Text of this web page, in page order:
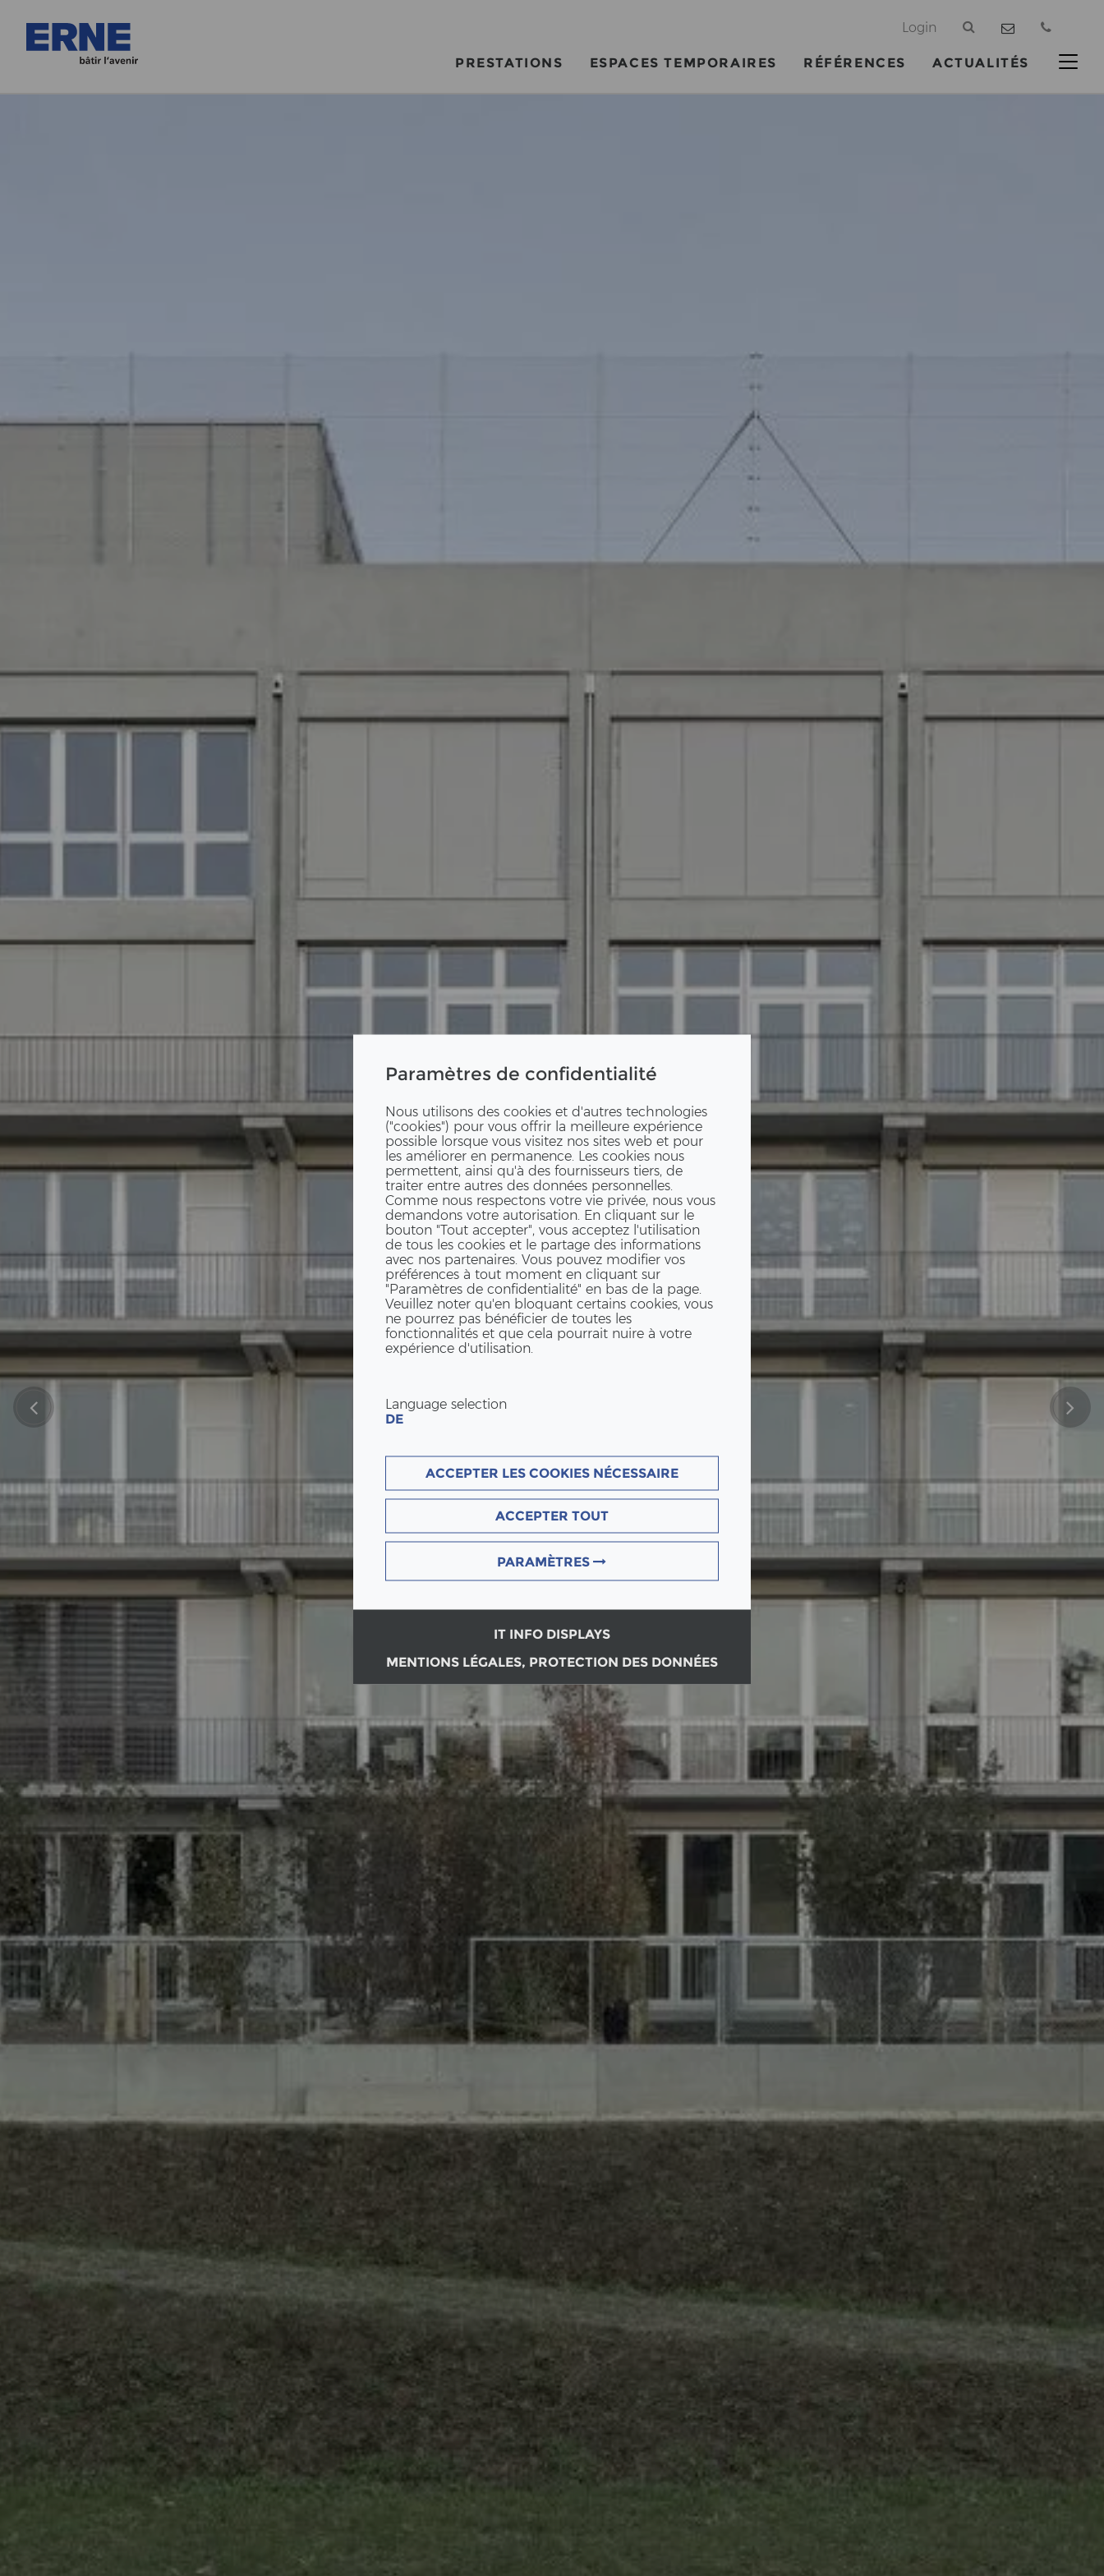
Paramètres de confidentialité
Nous utilisons des cookies et d'autres technologies
("cookies") pour vous offrir la meilleure expérience
possible lorsque vous visitez nos sites web et pour
les améliorer en permanence. Les cookies nous
permettent, ainsi qu'à des fournisseurs tiers, de
traiter entre autres des données personnelles.
Comme nous respectons votre vie privée, nous vous
demandons votre autorisation. En cliquant sur le
bouton "Tout accepter", vous acceptez l'utilisation
de tous les cookies et le partage des informations
avec nos partenaires. Vous pouvez modifier vos
préférences à tout moment en cliquant sur
"Paramètres de confidentialité" en bas de la page.
Veuillez noter qu'en bloquant certains cookies, vous
ne pourrez pas bénéficier de toutes les
fonctionnalités et que cela pourrait nuire à votre
expérience d'utilisation.
Language selection
DE
ACCEPTER LES COOKIES NÉCESSAIRE
ACCEPTER TOUT
PARAMÈTRES
IT INFO DISPLAYS
MENTIONS LÉGALES, PROTECTION DES DONNÉES
Login
PRESTATIONS ESPACES TEMPORAIRES RÉFÉRENCES ACTUALITÉS